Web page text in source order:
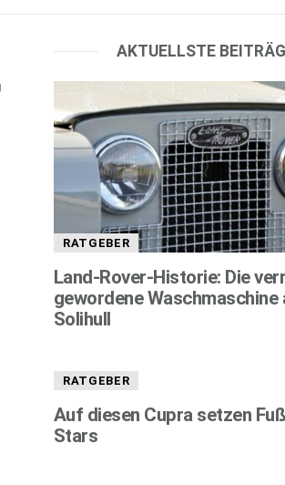
AKTUELLSTE
RATGEBER
Land-Rover-Historie: Die
gewordene Waschmaschine
Solihull
RATGEBER
Auf diesen Cupra setzen
Stars